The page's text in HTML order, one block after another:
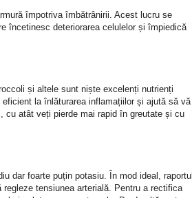
împotriva îmbătrânirii. Acest lucru se
încetinesc deteriorarea celulelor și împiedică
și altele sunt niște excelenți nutrienți
la înlăturarea inflamațiilor și ajută să vă
cu atât veți pierde mai rapid în greutate și cu
dar foarte puțin potasiu. În mod ideal, raportul
tensiunea arterială. Pentru a rectifica